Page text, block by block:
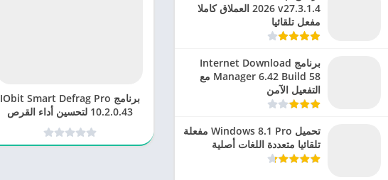
برنامج IObit Smart Defrag Pro
10.2.0.43 لتحسين أداء القرص
الصلب
2026 v27.3.1.4 العملاق كاملا
مفعل تلقائيا
برنامج Internet Download
Manager 6.42 Build 58 مع
التفعيل الآمن
تحميل Windows 8.1 Pro مفعلة
تلقائيا متعددة اللغات أصلية